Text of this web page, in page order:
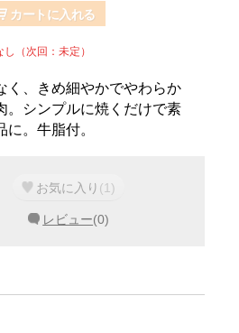
カートに入れる
し（次回：未定）
く、きめ細やかでやわらか
。シンプルに焼くだけで素
に。牛脂付。
お気に入り (1 )
レビュー(0)